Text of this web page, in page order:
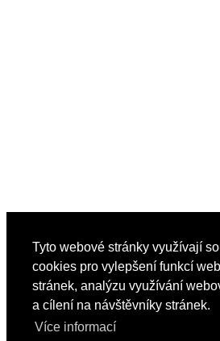
Tyto webové stránky využívají
cookies pro vylepšení funkcí
stránek, analýzu využívání
a cílení na návštěvníky stránek.
Více informací